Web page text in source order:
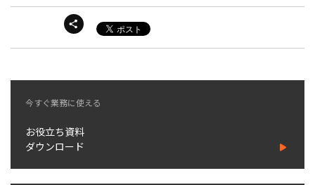
今すぐ業務に使える
お役立ち資料
ダウンロード